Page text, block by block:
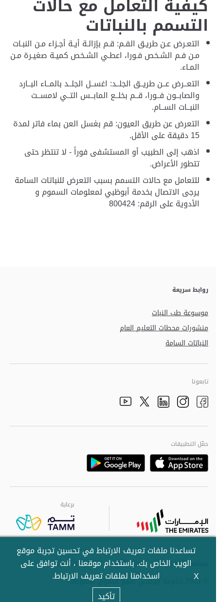
كيفية التعامل مع حالات
التسمم بالنباتات
التعـرض عـن طريـق الفـم: قـم بإزالـة أيـة أجـزاء مـن النبـات
مـن فـم الشـخص فـورا، اعطـي الشـخص كميـة صغيـرة مـن
المـاء.
التعــرض عــن طريــق الجلــد: اغســل الجلــد بالمــاء البــارد
والصابــون فــورا، قــم بخلــع المابــس التــي لامســت
النبــات الســام.
التعرض عن طريق العيون: قم بغسل العن بماء فاتر لمدة
15 دقيقة على الأقل.
اذهب إلى الطبيب أو المستشفى فوراً - لا تنتظر حتى
تتطور الأعراض.
للتعامل مع حالات التسمم بسبب التعرض للنباتات السامة
يرجى الاتصال بخدمة أبوظبي لمعلومات السموم و
الأدوية على الرقم: 800424
روابط سريعة
موسوعة طب النبات
منشورات محطات التعليم العام
النباتات السامة
تابعونا
الذهاب الى تم
الذهاب الى تمالذهاب الى تمالذهاب الى تمالذهاب الى تم
حمّل التطبيقات
Download
Download
برعاية
برعاية
برعاية
سياسة الخصوصية
حقوق النشر
الشروط والأحكام
X
تساعدنا ملفات تعريف الارتباط في تحسين تجربة موقع
الويب الخاص بك. باستخدام موقعنا ، أنت توافق على
اسخدامنا لملفات تعريف الارتباط.
تأكيد